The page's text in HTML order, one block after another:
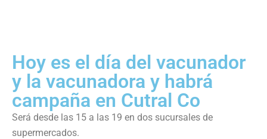
Hoy es el día del vacunador
y la vacunadora y habrá
campaña en Cutral Co
Será desde las 15 a las 19 en dos sucursales de
supermercados.